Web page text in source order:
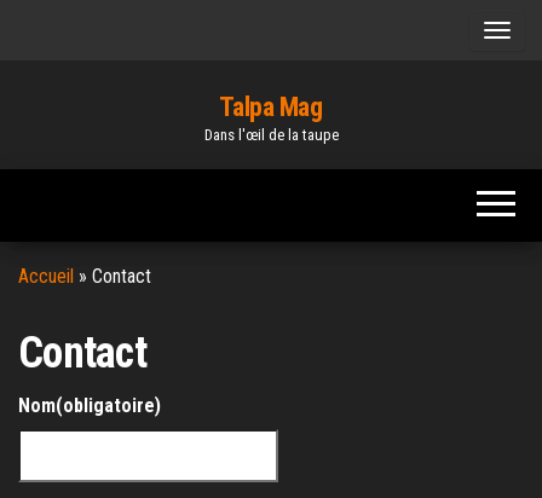
Talpa Mag
Dans l'œil de la taupe
Accueil » Contact
Contact
Nom(obligatoire)